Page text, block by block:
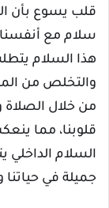
قلب يسوع بأن
سلام مع
هذا السلام
والتخلص من
من خلال الصلاة
قلوبنا، مما
السلام الداخلي
جميلة في حياتنا